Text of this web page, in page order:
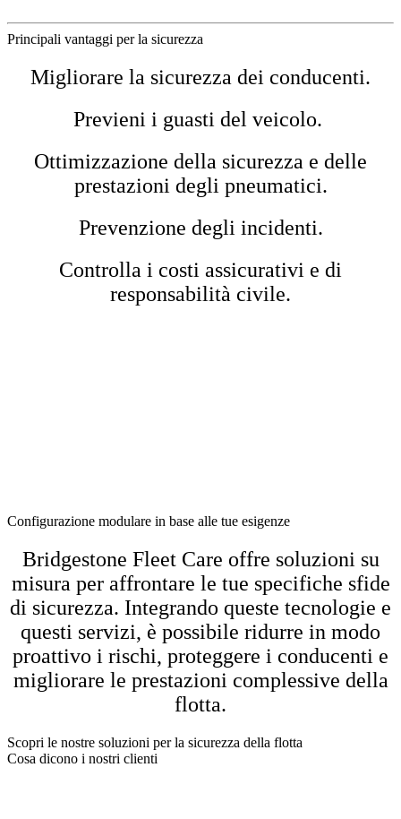
Principali vantaggi per la sicurezza
Migliorare la sicurezza dei conducenti.
Previeni i guasti del veicolo.
Ottimizzazione della sicurezza e delle
prestazioni degli pneumatici.
Prevenzione degli incidenti.
Controlla i costi assicurativi e di
responsabilità civile.
Configurazione modulare in base alle tue esigenze
Bridgestone Fleet Care offre soluzioni su
misura per affrontare le tue specifiche sfide
di sicurezza. Integrando queste tecnologie e
questi servizi, è possibile ridurre in modo
proattivo i rischi, proteggere i conducenti e
migliorare le prestazioni complessive della
flotta.
Scopri le nostre soluzioni per la sicurezza della flotta
Cosa dicono i nostri clienti